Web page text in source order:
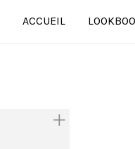
ACCUEIL